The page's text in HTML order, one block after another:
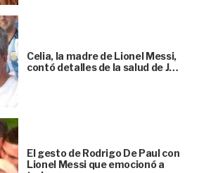
Celia, la madre de Lionel Messi,
contó detalles de la salud de J…
El gesto de Rodrigo De Paul con
Lionel Messi que emocionó a